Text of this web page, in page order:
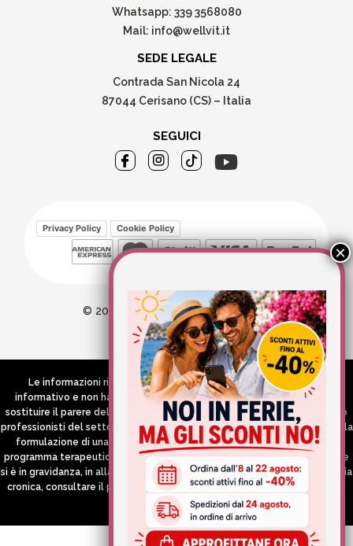
Whatsapp: 339 3568080
Mail: info@wellvit.it
SEDE LEGALE
Contrada San Nicola 24
87044 Cerisano (CS) – Italia
SEGUICI
Privacy Policy Cookie Policy
© 2026 Wellvit All Rights Reserved
Credits:Aries comunica
Le informazioni riportate nel Sito hanno esclusivamente scopo
informativo e non hanno in alcun modo né la pretesa né l’obiettivo di
sostituire il parere del medico e/o specialista, di altri operatori sanitari o
professionisti del settore che devono in ogni caso essere contattati per la
formulazione di una diagnosi o l’indicazione di un eventuale corretto
programma terapeutico e/o dietetico e/o di integrazione alimentare. Se
si è in gravidanza, in allattamento o si stanno assumendo farmaci in terapia
cronica, consultare il proprio medico curante prima di assumere qualsiasi
integratore.